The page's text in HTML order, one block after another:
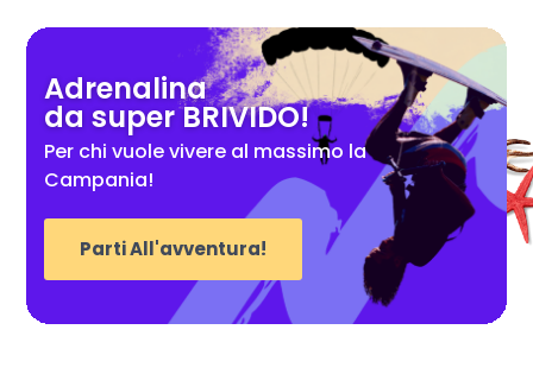
Adrenalina
da super BRIVIDO!
Per chi vuole vivere al massimo la
Campania!
Parti All'avventura!